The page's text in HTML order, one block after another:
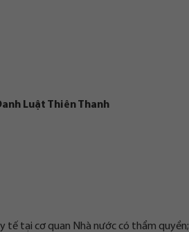
Luật Thiên Thanh
tế tại cơ quan Nhà nước có thẩm quyền;